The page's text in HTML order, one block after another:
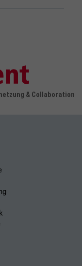
& Collaboration